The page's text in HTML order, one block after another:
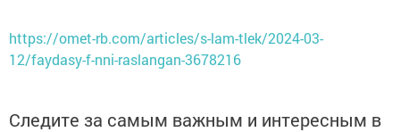
https://omet-rb.com/articles/s-lam-tlek/2024-03-
12/faydasy-f-nni-raslangan-3678216
Следите за самым важным и интересным в